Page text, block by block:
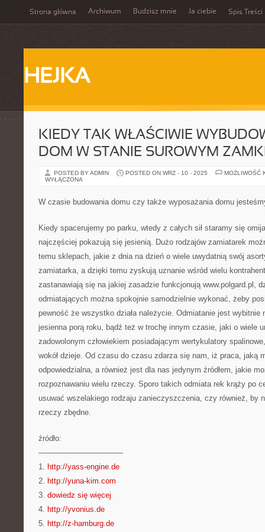
Strona główna Archiwum Budzisz mnie Ja ciebie Spis Treści
HEJKA
KIEDY TAK WŁAŚCIWIE
DOM W STANIE SUROWYM
POSTED BY ADMIN POSTED ON WRZ - 10 - 2025
MOŻLIWOŚĆ
WYŁĄCZONA
W czasie budowania domu czy także wyposażania domu
Kiedy spacerujemy po parku, wtedy z całych sił staramy się
najczęściej pokazują się jesienią. Dużo rodzajów zamiatarek
temu sklepach, jakie z dnia na dzień o wiele uwydatnią swój
zamiatarka, a dzięki temu zyskują uznanie wśród wielu
zastanawiają się na jakiej zasadzie funkcjonują www.polgard.pl,
odmiatających można spokojnie samodzielnie wykonać, żeby
pewność że wszystko działa należycie. Odmiatanie jest wybitnie
jesienna porą roku, bądź też w trochę innym czasie, jaki o wiele
zadowolonym człowiekiem posiadającym wertykulatory
wokół dzieje. Od czasu do czasu zdarza się nam, iż praca, jaką
odpowiedzialna, a również jest dla nas jedynym źródłem, jakie
rozpoznawaniu wielu rzeczy. Sporo takich odmiata rek krąży po
usuwać wszelakiego rodzaju zanieczyszczenia, czy również, by
rzeczy zbędne.
źródło:
———————————
1. http://yass-engine.de
2. http://yuna-kim.com
3. dowiedz się więcej
4. http://yvonius.de
5. http://z-hamburg.de